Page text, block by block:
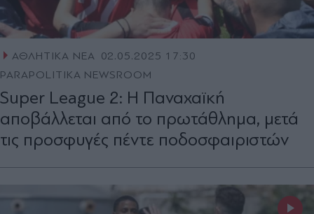
ΑΘΛΗΤΙΚΑ ΝΕΑ 02.05.2025 17:30
PARAPOLITIKA NEWSROOM
Super League 2: Η Παναχαϊκή
αποβάλλεται από το πρωτάθλημα, μετά
τις προσφυγές πέντε ποδοσφαιριστών